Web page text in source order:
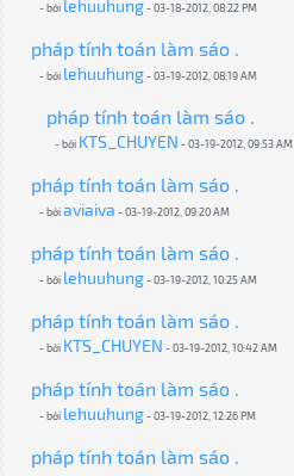
- bởi lehuuhung- 03-18-2012, 08:22 PM
pháp tính toán làm sáo .
- bởi lehuuhung- 03-19-2012, 08:19 AM
pháp tính toán làm sáo .
- bởi KTS_CHUYEN - 03-19-2012, 09:53 AM
pháp tính toán làm sáo .
- bởiaviaiva - 03-19-2012, 09:20 AM
pháp tính toán làm sáo .
- bởi lehuuhung- 03-19-2012, 10:25 AM
pháp tính toán làm sáo .
- bởi KTS_CHUYEN - 03-19-2012, 10:42 AM
pháp tính toán làm sáo .
- bởi lehuuhung- 03-19-2012, 12:26 PM
pháp tính toán làm sáo .